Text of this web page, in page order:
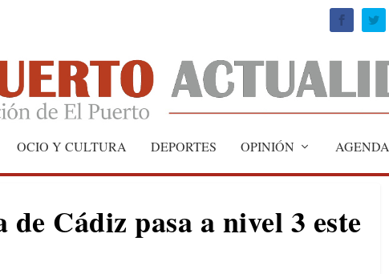
OCIO Y CULTURA DEPORTES OPINIÓN AGENDA
Cádiz pasa a nivel 3 este